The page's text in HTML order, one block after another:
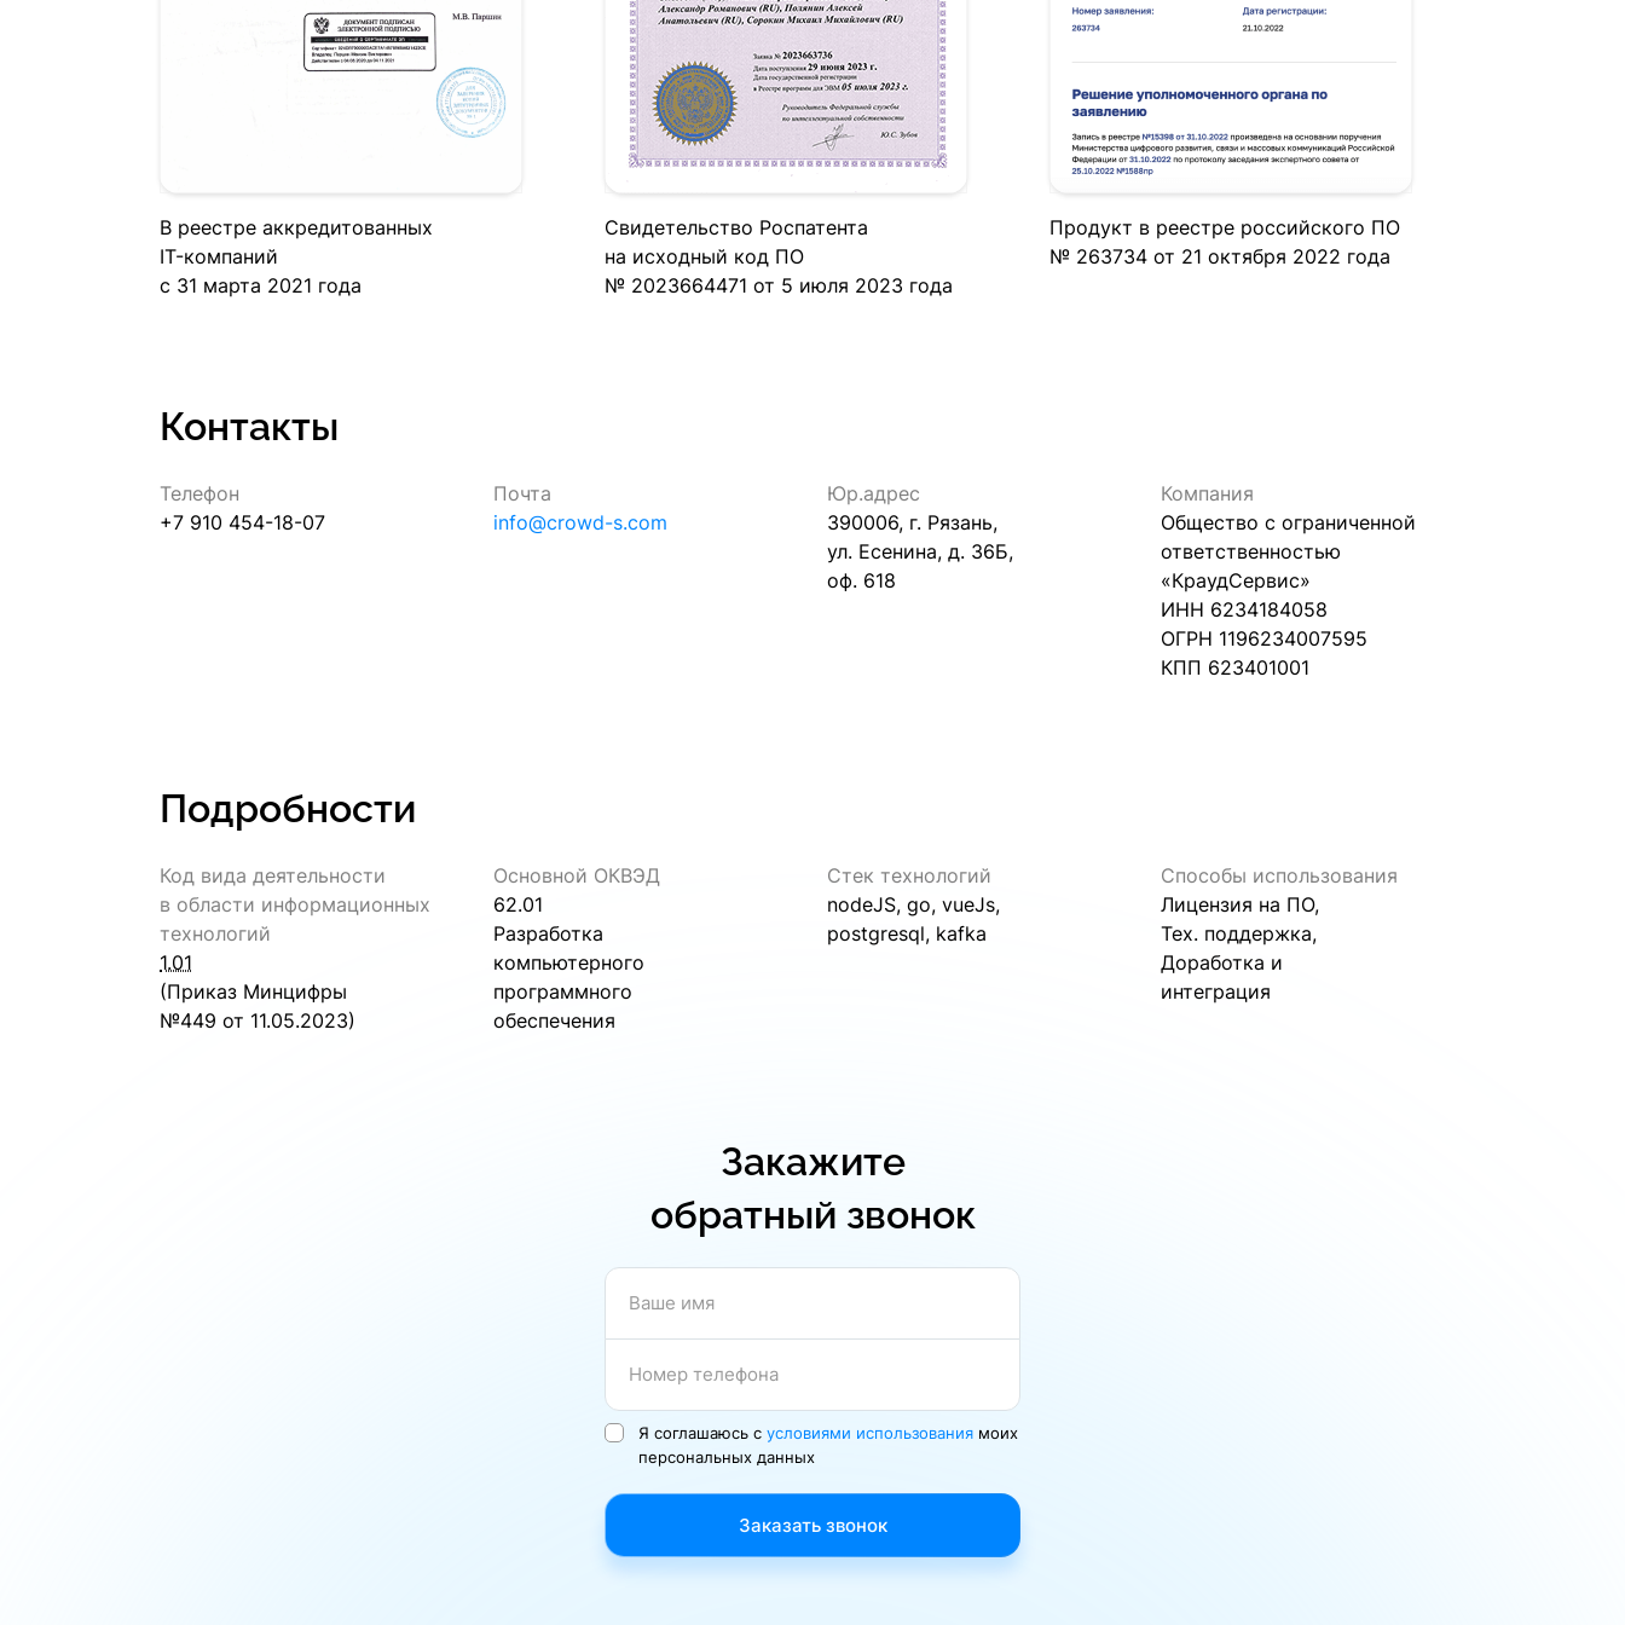
В реестре аккредитованных
IT-компаний
c 31 марта 2021 года
Свидетельство Роспатента
на исходный код ПО
№ 2023664471 от 5 июля 2023 года
Продукт в реестре российского ПО
№ 263734 от 21 октября 2022 года
Контакты
Телефон
+7 910 454-18-07
Почта
info@crowd-s.com
Юр.адрес
390006, г. Рязань,
ул. Есенина, д. 36Б,
оф. 618
Компания
Общество с ограниченной
ответственностью
«КраудСервис»
ИНН 6234184058
ОГРН 1196234007595
КПП 623401001
Подробности
Код вида деятельности
в области информационных
технологий
1.01
(Приказ Минцифры
№449 от 11.05.2023)
Основной ОКВЭД
62.01
Разработка
компьютерного
программного
обеспечения
Стек технологий
nodeJS, go, vueJs,
postgresql, kafka
Способы использования
Лицензия на ПО,
Тех. поддержка,
Доработка и
интеграция
Закажите
обратный звонок
Ваше имя
Номер телефона
Я соглашаюсь с условиями использования моих
персональных данных
Заказать звонок